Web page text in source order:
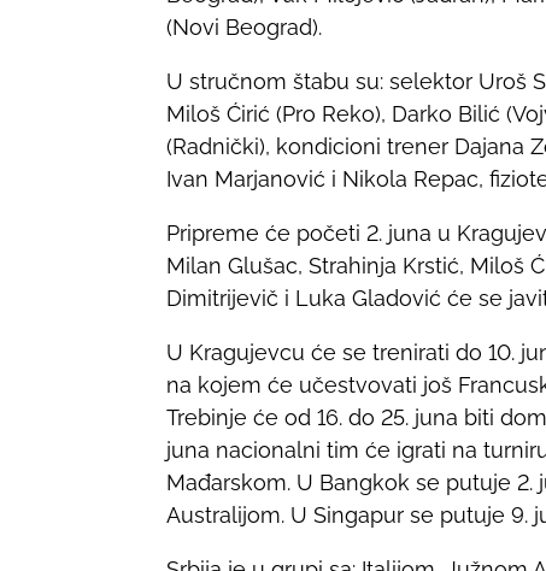
(Novi Beograd).
U stručnom štabu su: selektor Uroš
Miloš Ćirić (Pro Reko), Darko Bilić
(Radnički), kondicioni trener Dajana
Ivan Marjanović i Nikola Repac,
Pripreme će početi 2. juna u
Milan Glušac, Strahinja Krstić, Miloš
Dimitrijevič i Luka Gladović će se
U Kragujevcu će se trenirati do 10.
na kojem će učestvovati još
Trebinje će od 16. do 25. juna biti
juna nacionalni tim će igrati na
Mađarskom. U Bangkok se putuje 2.
Australijom. U Singapur se putuje 9.